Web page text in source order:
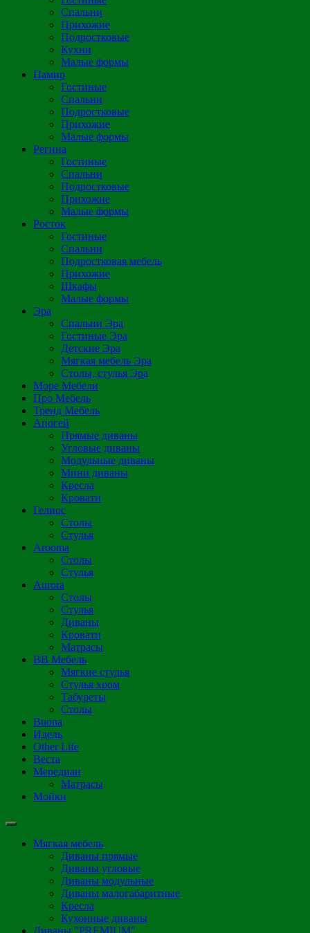
Спальни
Прихожие
Подростковые
Кухни
Малые формы
Памир
Гостиные
Спальни
Подростковые
Прихожие
Малые формы
Регина
Гостиные
Спальни
Подростковые
Прихожие
Малые формы
Росток
Гостиные
Спальни
Подростковая мебель
Прихожие
Шкафы
Малые формы
Эра
Спальни Эра
Гостиные Эра
Детские Эра
Мягкая мебель Эра
Столы, стулья Эра
Море Мебели
Про Мебель
Тренд Мебель
Апогей
Прямые диваны
Угловые диваны
Модульные диваны
Мини диваны
Кресла
Кровати
Гелиос
Столы
Стулья
Arooma
Столы
Стулья
Aurora
Столы
Стулья
Диваны
Кровати
Матрасы
ВВ Мебель
Мягкие стулья
Стулья хром
Табуреты
Столы
Buona
Идель
Other Life
Веста
Мередиан
Матрасы
Мойки
Мягкая мебель
Диваны прямые
Диваны угловые
Диваны модульные
Диваны малогабаритные
Кресла
Кухонные диваны
Диваны "PREMIUM"